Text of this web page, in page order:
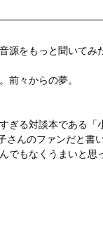
源をもっと聞いてみ
前々からの夢。
ぎる対談本である「
さんのファンだと書
でもなくうまいと思